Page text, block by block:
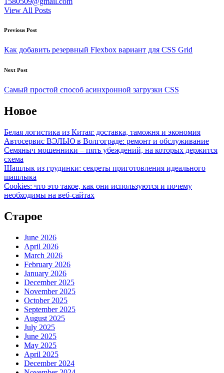
View All Posts
Post
navigation
Previous Post
Как добавить резервный Flexbox вариант для CSS Grid
Next Post
Самый простой способ асинхронной загрузки CSS
Новое
Белая логистика из Китая: доставка, таможня и экономия
Автосервис ВЭЛЬЮ в Волгограде: ремонт и обслуживание
Семяныч мошенники – пять убеждений, на которых держится
схема
Шашлык из грудинки: секреты приготовления идеального
шашлыка
Cookies: что это такое, как они используются и почему
необходимы на веб-сайтах
Старое
June 2026
April 2026
March 2026
February 2026
January 2026
December 2025
November 2025
October 2025
September 2025
August 2025
July 2025
June 2025
May 2025
April 2025
December 2024